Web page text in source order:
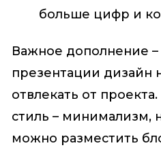
больше цифр и
Важное дополнение
презентации дизайн
отвлекать от
стиль – минимализм,
можно разместить